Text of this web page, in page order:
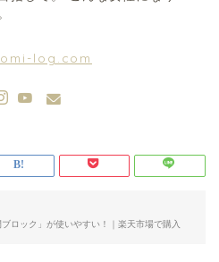
log.com
ロック」が使いやすい！｜楽天市場で購入